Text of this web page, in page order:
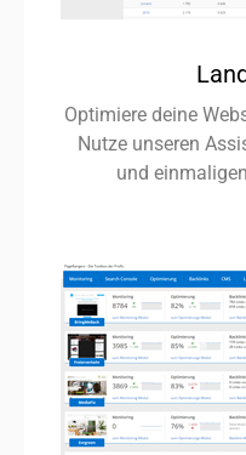
Optimiere deine
Nutze unseren
und